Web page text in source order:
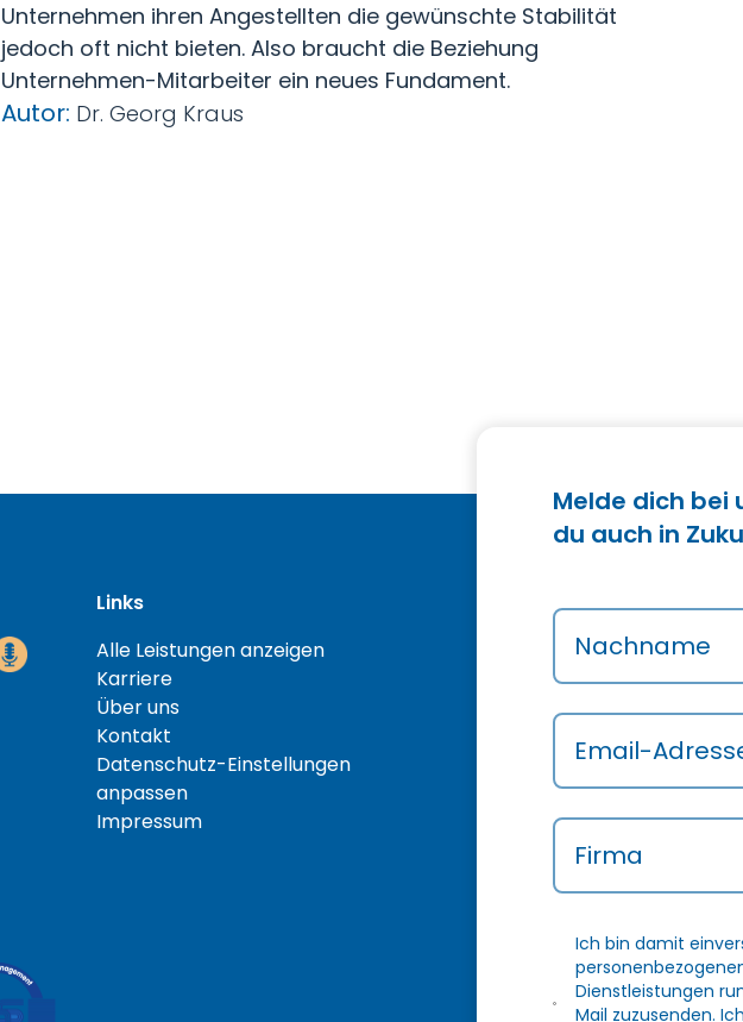
Unternehmen ihren Angestellten die gewünschte Stabilität
jedoch oft nicht bieten. Also braucht die Beziehung
Unternehmen-Mitarbeiter ein neues Fundament.
Autor: Dr. Georg Kraus
Links
Alle Leistungen anzeigen
Karriere
Über uns
Kontakt
Datenschutz-Einstellungen
anpassen
Impressum
Melde dich bei
du auch in
Nachname
Email-
Firma
Ich bin damit
Dienstleistungen
Mail zuzusenden.